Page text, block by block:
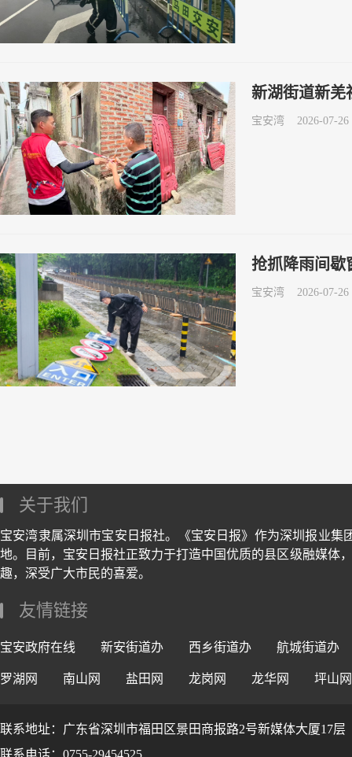
新湖街道新羌
宝安湾 2026-07-26
抢抓降雨间歇
宝安湾 2026-07-26
关于我们
宝安湾隶属深圳市宝安日报社。《宝安日报》作为深圳报业
地。目前，宝安日报社正致力于打造中国优质的县区级融媒体
趣，深受广大市民的喜爱。
友情链接
宝安政府在线 新安街道办 西乡街道办 航城街道办
罗湖网 南山网 盐田网 龙岗网 龙华网 坪山网
联系地址：广东省深圳市福田区景田商报路2号新媒体大厦17层
联系电话：0755-29454525